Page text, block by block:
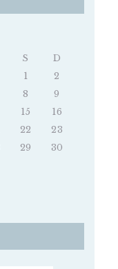
S
D
1
2
8
9
15
16
22
23
29
30